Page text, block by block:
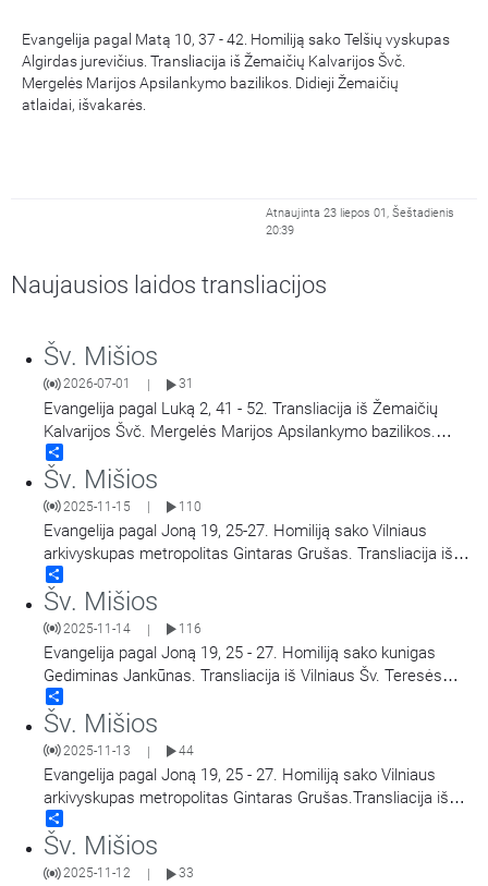
Evangelija pagal Matą 10, 37 - 42. Homiliją sako Telšių vyskupas
Algirdas jurevičius. Transliacija iš Žemaičių Kalvarijos Švč.
Mergelės Marijos Apsilankymo bazilikos. Didieji Žemaičių
atlaidai, išvakarės.
Atnaujinta 23 liepos 01, Šeštadienis
20:39
Naujausios laidos transliacijos
Šv. Mišios
2026-07-01 31
Evangelija pagal Luką 2, 41 - 52. Transliacija iš Žemaičių
Kalvarijos Švč. Mergelės Marijos Apsilankymo bazilikos.
Didieji Žemaičių Kalvarijos atllaidai. Šv. Mišias aukoja arkiv.
Šv. Mišios
2025-11-15 110
Evangelija pagal Joną 19, 25-27. Homiliją sako Vilniaus
arkivyskupas metropolitas Gintaras Grušas. Transliacija iš
Vilniaus Šv. Teresės bažnyčios. Aušros Vartų Švč. Mergelės
Marijos Gailestingumo Motinos atlaidai.
Šv. Mišios
2025-11-14 | 116
Evangelija pagal Joną 19, 25 - 27. Homiliją sako kunigas
Gediminas Jankūnas. Transliacija iš Vilniaus Šv. Teresės
bažnyčios. Aušros Vartų Švč. Mergelės Marijos
Gailestingumo Motinos atlaidai.
Šv. Mišios
2025-11-13 | 44
Evangelija pagal Joną 19, 25 - 27. Homiliją sako Vilniaus
arkivyskupas metropolitas Gintaras Grušas.Transliacija iš
Vilniaus Šv. Teresės bažnyčios. Aušros Vartų Švč. Mergelės
Marijos Gailestingumo Motinos atlaidai.
Šv. Mišios
2025-11-12 33